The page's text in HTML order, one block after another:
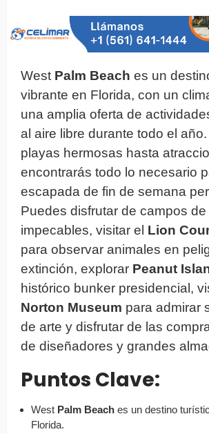
West Palm Beach es un
vibrante en Florida, con un
una amplia oferta de
al aire libre durante todo el
playas hermosas hasta
encontrarás todo lo necesario
escapada de fin de semana
Puedes disfrutar de campos de
impecables, visitar el Lion
para observar animales en
extinción, explorar Peanut
histórico bunker presidencial,
Norton Museum para admirar
de arte y disfrutar de las
de diseñadores y grandes
Puntos Clave:
West Palm Beach es un destino
Florida.